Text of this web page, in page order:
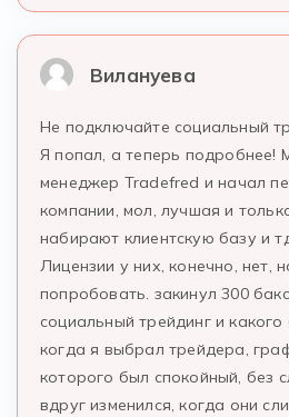
Вилануева
Не подключайте социальный
Я попал, а теперь подробнее!
менеджер Tradefred и начал
компании, мол, лучшая и
набирают клиентскую базу и
Лицензии у них, конечно, нет,
попробовать. закинул 300
социальный трейдинг и
когда я выбрал трейдера,
которого был спокойный, без
вдруг изменился, когда они